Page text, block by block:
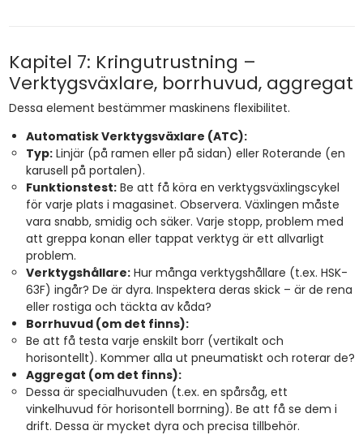
Kapitel 7: Kringutrustning –
Verktygsväxlare, borrhuvud, aggregat
Dessa element bestämmer maskinens flexibilitet.
Automatisk Verktygsväxlare (ATC):
Typ:Linjär (på ramen eller på sidan) eller Roterande (en
karusell på portalen).
Funktionstest:Be att få köra en verktygsväxlingscykel
för varje plats i magasinet. Observera. Växlingen måste
vara snabb, smidig och säker. Varje stopp, problem med
att greppa konan eller tappat verktyg är ett allvarligt
problem.
Verktygshållare:Hur många verktygshållare (t.ex. HSK-
63F) ingår? De är dyra. Inspektera deras skick – är de rena
eller rostiga och täckta av kåda?
Borrhuvud (om det finns):
Be att få testa varje enskilt borr (vertikalt och
horisontellt). Kommer alla ut pneumatiskt och roterar de?
Aggregat (om det finns):
Dessa är specialhuvuden (t.ex. en spårsåg, ett
vinkelhuvud för horisontell borrning). Be att få se dem i
drift. Dessa är mycket dyra och precisa tillbehör.